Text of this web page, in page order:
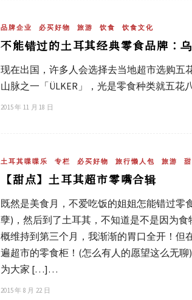
品牌企业 必买好物 旅游 饮食 饮食文化
不能错过的土耳其经典零食品牌：
现在出国，许多人会选择去当地超市选购五
山脉之一「ÜLKER」，光是零食种类就五
2015 年 11 月 18 日
土耳其喋喋乐 专栏 必买好物 旅行懒人包 旅游
【甜点】土耳其超市零嘴合辑
既然是美食月，不爱吃饭的姐姐怎能错过
孽)，然后到了土耳其，不知道是不是因为
概维持到第三个月，我渐渐的胃口全开！
遍超市的零食柜！(怎么有人的愿望这么无
为大家 […]…
2015 年 8 月 22 日